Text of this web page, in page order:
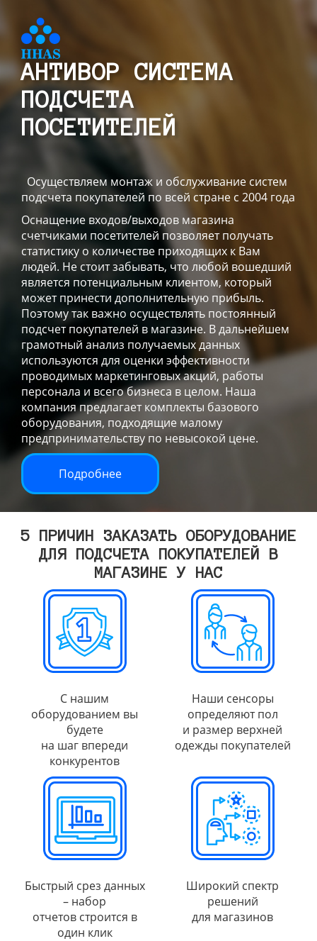
АНТИВОР СИСТЕМА
ПОДСЧЕТА
ПОСЕТИТЕЛЕЙ
Осуществляем монтаж и обслуживание систем
подсчета покупателей по всей стране с 2004 года
Оснащение входов/выходов магазина
счетчиками посетителей позволяет получать
статистику о количестве приходящих к Вам
людей. Не стоит забывать, что любой вошедший
является потенциальным клиентом, который
может принести дополнительную прибыль.
Поэтому так важно осуществлять постоянный
подсчет покупателей в магазине. В дальнейшем
грамотный анализ получаемых данных
используются для оценки эффективности
проводимых маркетинговых акций, работы
персонала и всего бизнеса в целом. Наша
компания предлагает комплекты базового
оборудования, подходящие малому
предпринимательству по невысокой цене.
Подробнее
5 ПРИЧИН ЗАКАЗАТЬ ОБОРУДОВАНИЕ
ДЛЯ ПОДСЧЕТА ПОКУПАТЕЛЕЙ В
МАГАЗИНЕ У НАС
С нашим
оборудованием вы
будете
на шаг впереди
конкурентов
Наши сенсоры
определяют пол
и размер верхней
одежды покупателей
Быстрый срез данных
– набор
отчетов строится в
один клик
Широкий спектр
решений
для магазинов